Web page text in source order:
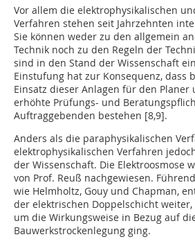
Vor allem die elektrophysikalischen
Verfahren stehen seit Jahrzehnten
Sie können weder zu den allgemein
Technik noch zu den Regeln der
sind in den Stand der Wissenschaft
Einstufung hat zur Konsequenz, dass
Einsatz dieser Anlagen für den
erhöhte Prüfungs- und
Auftraggebenden bestehen [8,9].
Anders als die paraphysikalischen
elektrophysikalischen Verfahren
der Wissenschaft. Die Elektroosmose
von Prof. Reuß nachgewiesen.
wie Helmholtz, Gouy und Chapman,
der elektrischen Doppelschicht
um die Wirkungsweise in Bezug auf
Bauwerkstrockenlegung ging.